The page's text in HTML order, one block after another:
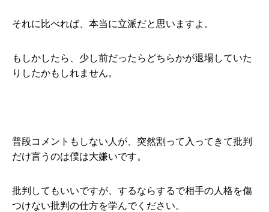
それに比べれば、本当に立派だと思いますよ。
もしかしたら、少し前だったらどちらかが退場していた
りしたかもしれません。
普段コメントもしない人が、突然割って入ってきて批判
だけ言うのは僕は大嫌いです。
批判してもいいですが、するならするで相手の人格を傷
つけない批判の仕方を学んでください。